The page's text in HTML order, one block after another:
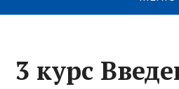
3 курс